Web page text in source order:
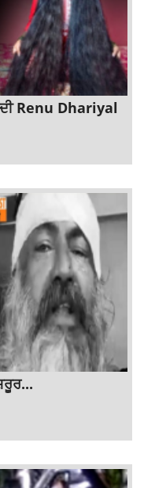
Renu Dhariyal